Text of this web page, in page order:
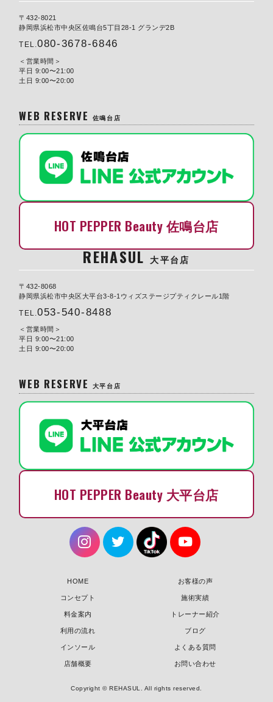
〒432-8021
静岡県浜松市中央区佐鳴台5丁目28-1 グランデ2B
TEL.080-3678-6846
営業時間
平日 9:00〜21:00
土日 9:00〜20:00
WEB RESERVE 佐鳴台店
HOT PEPPER Beauty 佐鳴台店
REHASUL大平台店
〒432-8068
静岡県浜松市中央区大平台3-8-1ウィズステージプティクレール1階
TEL.053-540-8488
営業時間
平日 9:00〜21:00
土日 9:00〜20:00
WEB RESERVE 大平台店
HOT PEPPER Beauty 大平台店
HOME
コンセプト
料金案内
お客様の声
施術実績
トレーナー紹介
利用の流れ
インソール
店舗概要
ブログ
よくある質問
お問い合わせ
Copyright © REHASUL. All rights reserved.